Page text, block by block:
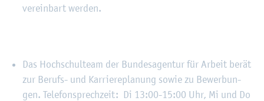
ver­ein­bart wer­den.
Das Hoch­schul­team der Bun­des­agen­tur für Ar­beit berät
zur Be­rufs- und Kar­rie­re­pla­nung sowie zu Be­wer­bun­
gen. Te­le­fon­sprech­zeit: Di 13:00-15:00 Uhr, Mi und Do